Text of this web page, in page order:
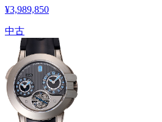
¥3,989,850
中古